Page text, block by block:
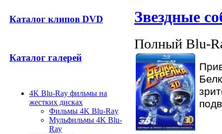
Каталог клипов DVD
Каталог галерей
4K Blu-Ray фильмы на
жестких дисках
Фильмы 4K Blu-Ray
Мульфильмы 4K Blu-
Ray
Звездные
Полный Blu-